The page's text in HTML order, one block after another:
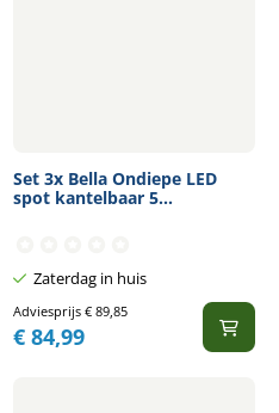
Set 3x Bella Ondiepe LED
spot kantelbaar 5...
Zaterdag in huis
Adviesprijs €89,85
€84,99